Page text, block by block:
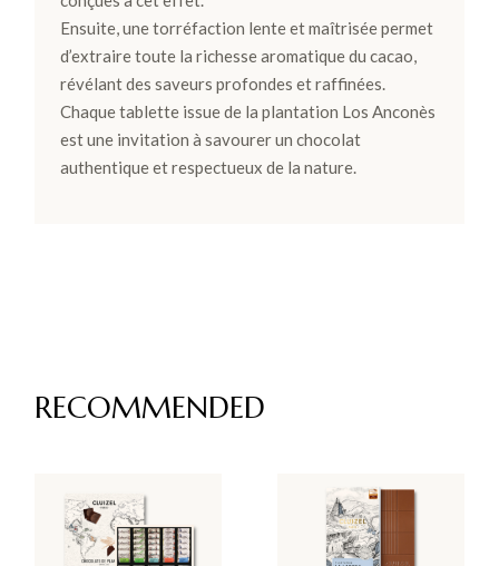
Ensuite, une torréfaction lente et maîtrisée permet
d’extraire toute la richesse aromatique du cacao,
révélant des saveurs profondes et raffinées.
Chaque tablette issue de la plantation Los Anconès
est une invitation à savourer un chocolat
authentique et respectueux de la nature.
RECOMMENDED